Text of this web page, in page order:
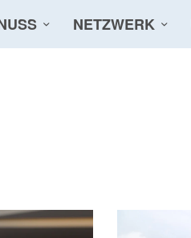
NETZWERK